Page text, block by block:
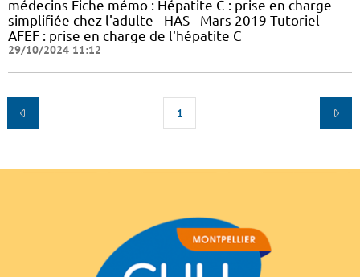
médecins Fiche mémo : Hépatite C : prise en charge
simplifiée chez l'adulte - HAS - Mars 2019 Tutoriel
AFEF : prise en charge de l'hépatite C
29/10/2024 11:12
1